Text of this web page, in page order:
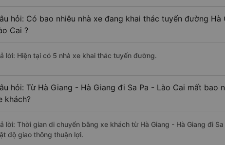
hỏi: Có bao nhiêu nhà xe đang khai thác tuyến đường
Cai ?
lời: Hiện tại có 5 nhà xe khai thác tuyến đường.
hỏi: Từ Hà Giang - Hà Giang đi Sa Pa - Lào Cai mất bao
khách?
lời: Thời gian di chuyển bằng xe khách từ Hà Giang - Hà Giang đi
độ giao thông thuận lợi.